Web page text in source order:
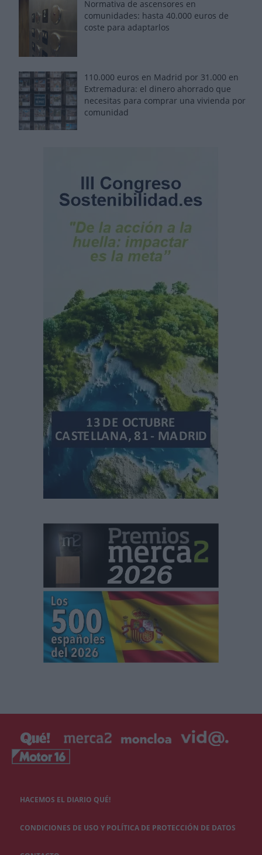
Normativa de ascensores en
comunidades: hasta 40.000 euros de
coste para adaptarlos
110.000 euros en Madrid por 31.000 en
Extremadura: el dinero ahorrado que
necesitas para comprar una vivienda por
comunidad
HACEMOS EL DIARIO QUÉ!
CONDICIONES DE USO Y POLÍTICA DE PROTECCIÓN DE DATOS